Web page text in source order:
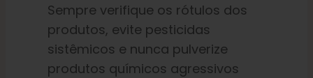
Sempre verifique os rótulos dos
produtos, evite pesticidas
sistêmicos e nunca pulverize
produtos químicos agressivos